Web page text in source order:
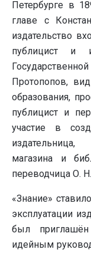
Петербурге в
главе с
издательство
публицист и
Протопопов,
образования,
публицист и
участие в
магазина и
переводчица О.
«Знание»
эксплуатации
был
идейным